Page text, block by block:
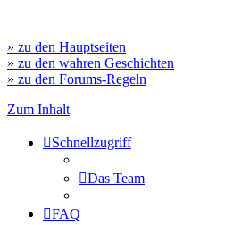
» zu den Hauptseiten
» zu den wahren Geschichten
» zu den Forums-Regeln
Zum Inhalt
Schnellzugriff
Das Team
FAQ